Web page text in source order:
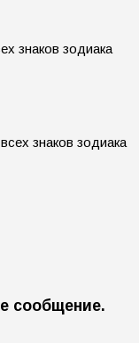
знаков зодиака
сообщение.